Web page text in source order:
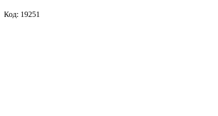
Код: 19251